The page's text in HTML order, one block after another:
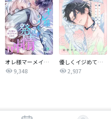
オレ様マーメイドは発情中～王子様は貧乏学生がお好き～
9,348
優しくイジめて溶かして混ぜて
2,937